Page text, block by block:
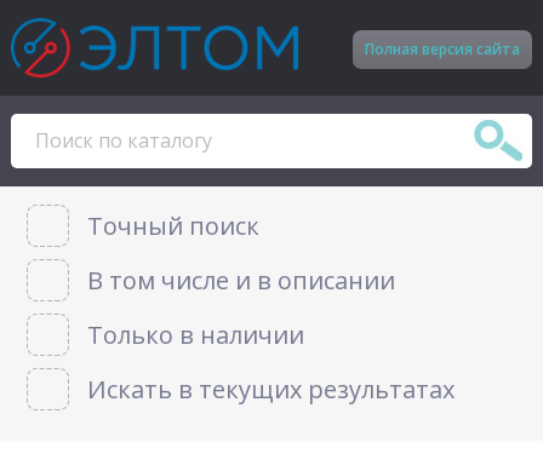
Полная версия сайта
Точный поиск
В том числе и в описании
Только в наличии
Искать в текущих результатах